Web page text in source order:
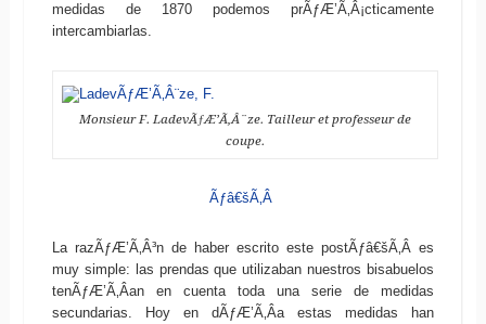
medidas de 1870 podemos prÃƒÆ’Ã‚Â¡cticamente
intercambiarlas.
Monsieur F. LadevÃƒÆ’Ã‚Â¨ze. Tailleur et professeur de
coupe.
Ãƒâ€šÃ‚Â
La razÃƒÆ’Ã‚Â³n de haber escrito este postÃƒâ€šÃ‚Â es
muy simple: las prendas que utilizaban nuestros bisabuelos
tenÃƒÆ’Ã‚Â­an en cuenta toda una serie de medidas
secundarias. Hoy en dÃƒÆ’Ã‚Â­a estas medidas han